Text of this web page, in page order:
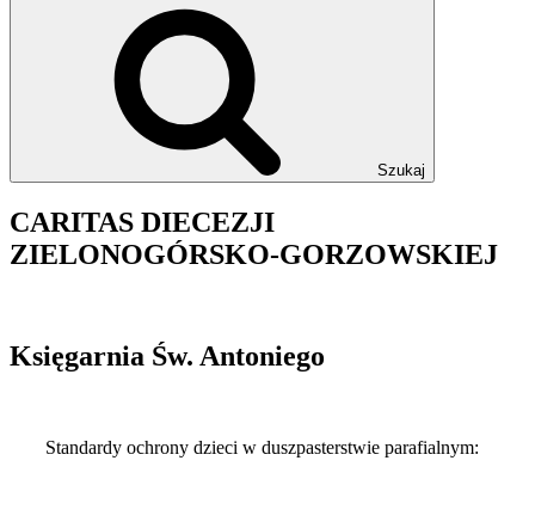
Szukaj
CARITAS DIECEZJI
ZIELONOGÓRSKO-GORZOWSKIEJ
Księgarnia Św. Antoniego
Standardy ochrony dzieci w duszpasterstwie parafialnym: